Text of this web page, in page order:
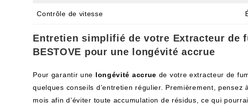
Contrôle de vitesse
Entretien simplifié de votre Extracteur de
BESTOVE pour une longévité accrue
Pour garantir une longévité accrue de votre extracteur de
quelques conseils d’entretien régulier. Premièrement,
mois afin d’éviter toute accumulation de résidus, ce qui